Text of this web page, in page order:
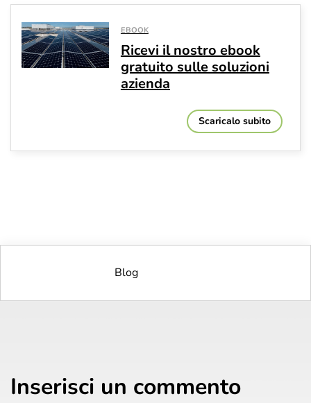
EBOOK
Ricevi il nostro ebook
gratuito sulle soluzioni
azienda
Scaricalo subito
Blog
Inserisci un commento